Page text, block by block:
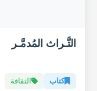
التُّـراث المُدمَّـر
كتاب الثقافة